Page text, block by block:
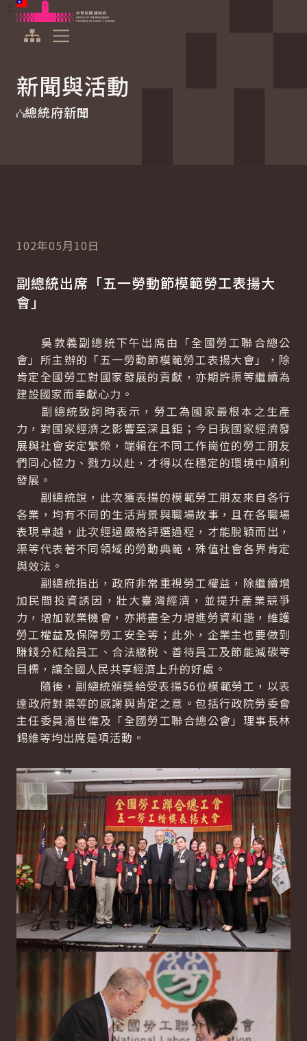
跳到主要內容
中華民國總統府
新聞與活動
總統府新聞
102年05月10日
副總統出席「五一勞動節模範勞工表揚大
會」
吳敦義副總統下午出席由「全國勞工聯合總公
會」所主辦的「五一勞動節模範勞工表揚大會」，除
肯定全國勞工對國家發展的貢獻，亦期許渠等繼續為
建設國家而奉獻心力。
副總統致詞時表示，勞工為國家最根本之生產
力，對國家經濟之影響至深且鉅；今日我國家經濟發
展與社會安定繁榮，端賴在不同工作崗位的勞工朋友
們同心協力、戮力以赴，才得以在穩定的環境中順利
發展。
副總統說，此次獲表揚的模範勞工朋友來自各行
各業，均有不同的生活背景與職場故事，且在各職場
表現卓越，此次經過嚴格評選過程，才能脫穎而出，
渠等代表著不同領域的勞動典範，殊值社會各界肯定
與效法。
副總統指出，政府非常重視勞工權益，除繼續增
加民間投資誘因，壯大臺灣經濟，並提升產業競爭
力，增加就業機會，亦將盡全力增進勞資和諧，維護
勞工權益及保障勞工安全等；此外，企業主也要做到
賺錢分紅給員工、合法繳稅、善待員工及節能減碳等
目標，讓全國人民共享經濟上升的好處。
隨後，副總統頒獎給受表揚56位模範勞工，以表
達政府對渠等的感謝與肯定之意。包括行政院勞委會
主任委員潘世偉及「全國勞工聯合總公會」理事長林
錫維等均出席是項活動。